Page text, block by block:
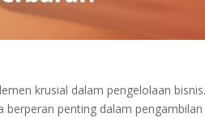
krusial dalam pengelolaan
berperan penting dalam